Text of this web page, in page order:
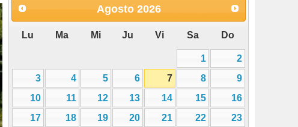
Agosto 2026
Lu Ma Mi Ju Vi Sa Do
1
2
3
4 5 6 7 8
9
10
11 12 13 14 15
16
17
18 19 20 21 22
23